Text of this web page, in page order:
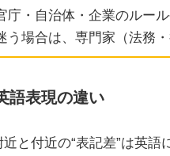
庁・自治体・企業のルー
う場合は、専門家（法務
語表現の違い
と付近の“表記差”は英